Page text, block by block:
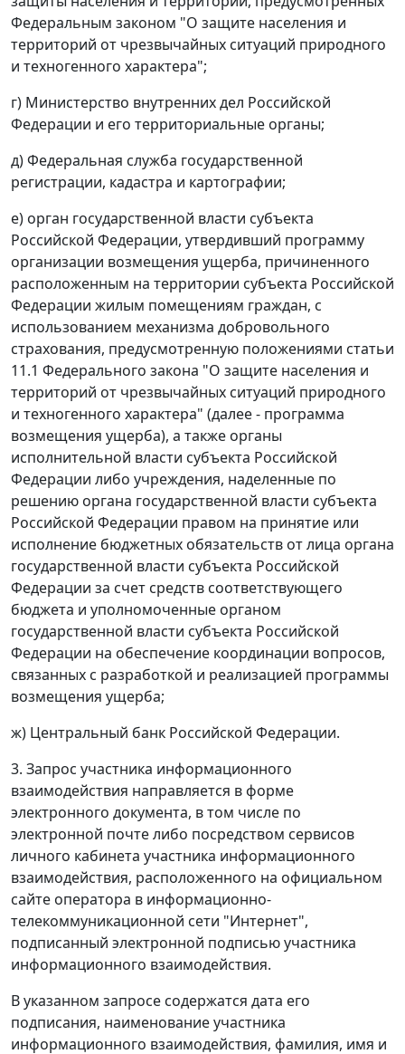
Федеральным законом "О защите населения и
территорий от чрезвычайных ситуаций природного
и техногенного характера";
г) Министерство внутренних дел Российской
Федерации и его территориальные органы;
д) Федеральная служба государственной
регистрации, кадастра и картографии;
е) орган государственной власти субъекта
Российской Федерации, утвердивший программу
организации возмещения ущерба, причиненного
расположенным на территории субъекта Российской
Федерации жилым помещениям граждан, с
использованием механизма добровольного
страхования, предусмотренную положениями статьи
11.1 Федерального закона "О защите населения и
территорий от чрезвычайных ситуаций природного
и техногенного характера" (далее - программа
возмещения ущерба), а также органы
исполнительной власти субъекта Российской
Федерации либо учреждения, наделенные по
решению органа государственной власти субъекта
Российской Федерации правом на принятие или
исполнение бюджетных обязательств от лица органа
государственной власти субъекта Российской
Федерации за счет средств соответствующего
бюджета и уполномоченные органом
государственной власти субъекта Российской
Федерации на обеспечение координации вопросов,
связанных с разработкой и реализацией программы
возмещения ущерба;
ж) Центральный банк Российской Федерации.
3. Запрос участника информационного
взаимодействия направляется в форме
электронного документа, в том числе по
электронной почте либо посредством сервисов
личного кабинета участника информационного
взаимодействия, расположенного на официальном
сайте оператора в информационно-
телекоммуникационной сети "Интернет",
подписанный электронной подписью участника
информационного взаимодействия.
В указанном запросе содержатся дата его
подписания, наименование участника
информационного взаимодействия, фамилия, имя и